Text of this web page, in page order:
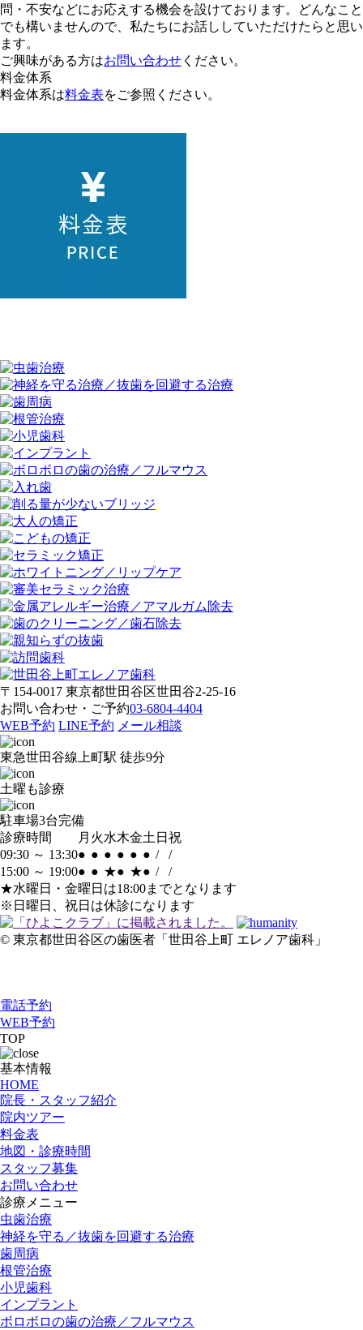
問・不安などにお応えする機会を設けております。どんなこと
でも構いませんので、私たちにお話ししていただけたらと思い
ます。
ご興味がある方はお問い合わせ ください。
料金体系
料金体系は料金表をご参照ください。
〒154-0017 東京都世田谷区世田谷2-25-16
お問い合わせ・ご予約03-6804-4404
WEB予約 LINE予約 メール相談
東急世田谷線 上町駅 徒歩9分
土曜も診療
駐車場3台完備
診療時間
月 火水木金土 日 祝
09:30 ～ 13:30● ● ● ● ● ● /
/
15:00 ～ 19:00● ● ★● ★● /
/
★水曜日・金曜日は18:00までとなります
※日曜日、祝日は休診になります
© 東京都世田谷区の歯医者「世田谷上町 エレノア歯科」
電話予約
WEB予約
TOP
基本情報
HOME
院長・スタッフ紹介
院内ツアー
料金表
地図・診療時間
スタッフ募集
お問い合わせ
診療メニュー
虫歯治療
神経を守る／抜歯を回避する治療
歯周病
根管治療
小児歯科
インプラント
ボロボロの歯の治療／フルマウス